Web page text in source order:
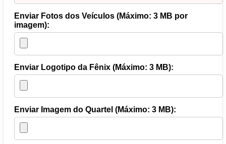
Enviar Fotos dos Veículos (Máximo: 3 MB por
imagem):
Enviar Logotipo da Fênix (Máximo: 3 MB):
Enviar Imagem do Quartel (Máximo: 3 MB):